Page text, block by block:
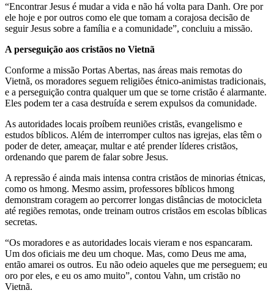
“Encontrar Jesus é mudar a vida e não há volta para Danh. Ore por
ele hoje e por outros como ele que tomam a corajosa decisão de
seguir Jesus sobre a família e a comunidade”, concluiu a missão.
A perseguição aos cristãos no Vietnã
Conforme a missão Portas Abertas, nas áreas mais remotas do
Vietnã, os moradores seguem religiões étnico-animistas tradicionais,
e a perseguição contra qualquer um que se torne cristão é alarmante.
Eles podem ter a casa destruída e serem expulsos da comunidade.
As autoridades locais proíbem reuniões cristãs, evangelismo e
estudos bíblicos. Além de interromper cultos nas igrejas, elas têm o
poder de deter, ameaçar, multar e até prender líderes cristãos,
ordenando que parem de falar sobre Jesus.
A repressão é ainda mais intensa contra cristãos de minorias étnicas,
como os hmong. Mesmo assim, professores bíblicos hmong
demonstram coragem ao percorrer longas distâncias de motocicleta
até regiões remotas, onde treinam outros cristãos em escolas bíblicas
secretas.
“Os moradores e as autoridades locais vieram e nos espancaram.
Um dos oficiais me deu um choque. Mas, como Deus me ama,
então amarei os outros. Eu não odeio aqueles que me perseguem; eu
oro por eles, e eu os amo muito”, contou Vahn, um cristão no
Vietnã.